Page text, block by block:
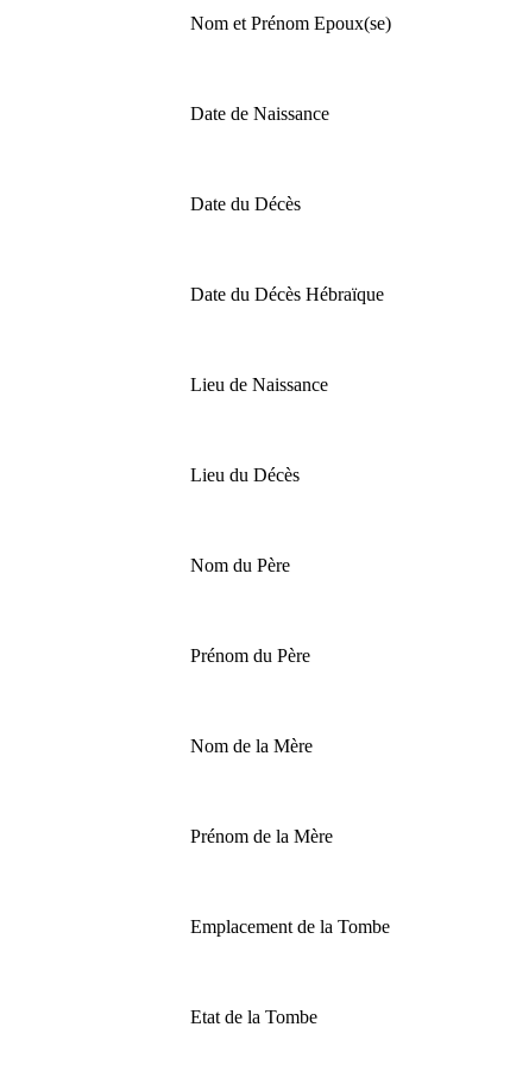
Nom et Prénom Epoux(se)
Date de Naissance
Date du Décès
Date du Décès Hébraïque
Lieu de Naissance
Lieu du Décès
Nom du Père
Prénom du Père
Nom de la Mère
Prénom de la Mère
Emplacement de la Tombe
Etat de la Tombe